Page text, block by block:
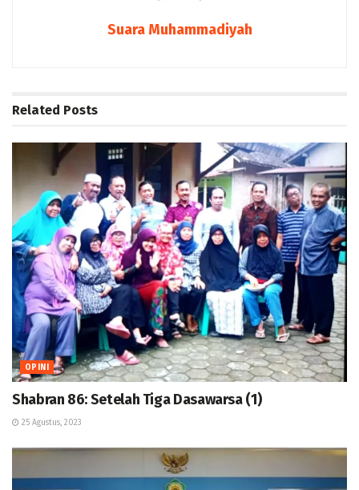
Suara Muhammadiyah
Related Posts
OPINI
Shabran 86: Setelah Tiga Dasawarsa (1)
25 Agustus, 2023